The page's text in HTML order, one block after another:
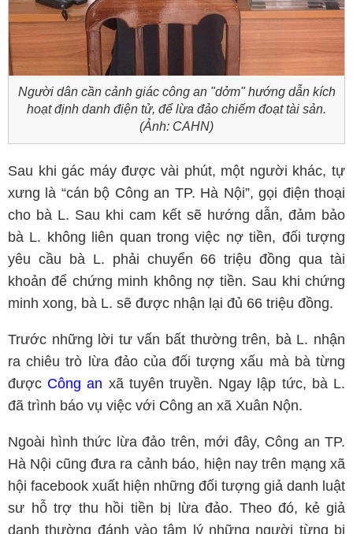
Người dân cần cảnh giác công an "dởm" hướng dẫn kích
hoạt định danh điện tử, để lừa đảo chiếm đoạt tài sản.
(Ảnh: CAHN)
Sau khi gác máy được vài phút, một người khác, tự
xưng là “cán bộ Công an TP. Hà Nội”, gọi điện thoại
cho bà L. Sau khi cam kết sẽ hướng dẫn, đảm bảo
bà L. không liên quan trong việc nợ tiền, đối tượng
yêu cầu bà L. phải chuyển 66 triệu đồng qua tài
khoản để chứng minh không nợ tiền. Sau khi chứng
minh xong, bà L. sẽ được nhận lại đủ 66 triệu đồng.
Trước những lời tư vấn bất thường trên, bà L. nhận
ra chiêu trò lừa đảo của đối tượng xấu mà bà từng
được Công an xã tuyên truyền. Ngay lập tức, bà L.
đã trình báo vụ việc với Công an xã Xuân Nộn.
Ngoài hình thức lừa đảo trên, mới đây, Công an TP.
Hà Nội cũng đưa ra cảnh báo, hiện nay trên mạng xã
hội facebook xuất hiện những đối tượng giả danh luật
sư hỗ trợ thu hồi tiền bị lừa đảo. Theo đó, kẻ giả
danh thường đánh vào tâm lý những người từng bị